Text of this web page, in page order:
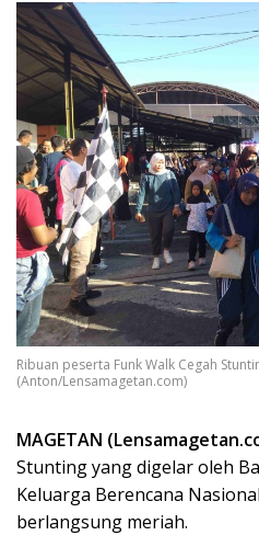
Ribuan peserta Funk Walk Cegah
(Anton/Lensamagetan.com)
MAGETAN
Stunting yang digelar oleh
Keluarga Berencana
berlangsung meriah.